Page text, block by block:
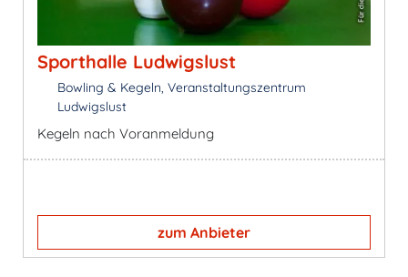
Sporthalle Ludwigslust
Bowling & Kegeln, Veranstaltungszentrum
Ludwigslust
Kegeln nach Voranmeldung
zum Anbieter